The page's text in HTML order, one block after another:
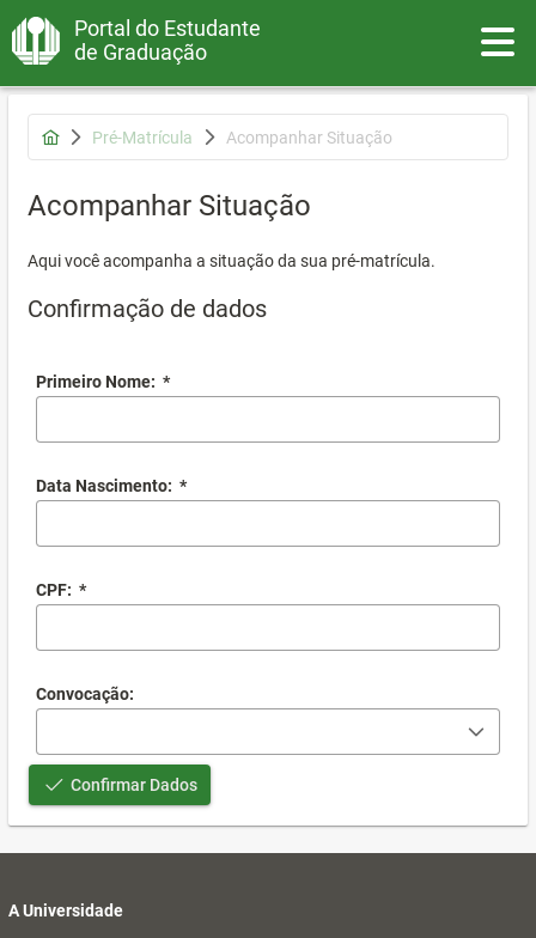
Portal do Estudante
de Graduação
Pré-Matrícula Acompanhar Situação
Acompanhar Situação
Aqui você acompanha a situação da sua pré-matrícula.
Confirmação de dados
Primeiro Nome: *
Data Nascimento: *
CPF: *
Convocação:
Confirmar Dados
A Universidade